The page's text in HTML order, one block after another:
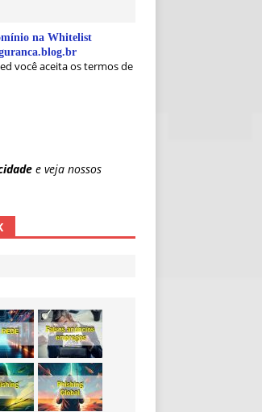
na Whitelist
você aceita os termos de
e veja nossos